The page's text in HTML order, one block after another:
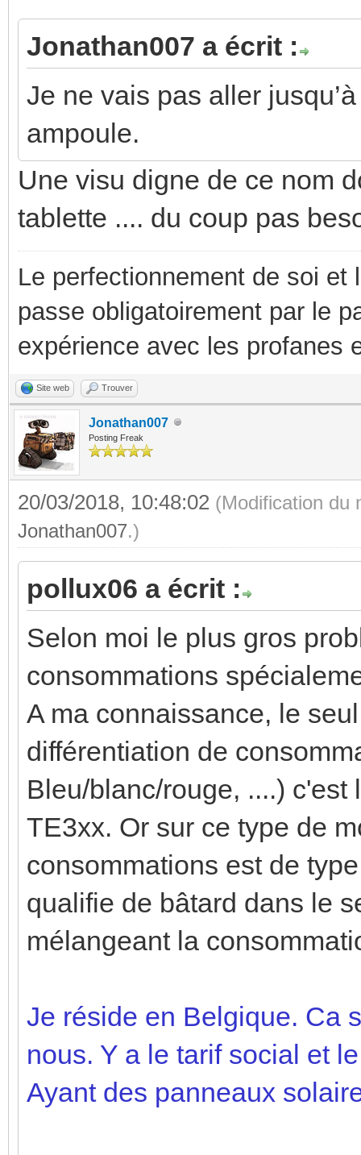
Jonathan007 a écrit :
Je ne vais pas aller
ampoule.
Une visu digne de ce nom
tablette .... du coup pas
Le perfectionnement de soi
passe obligatoirement par le
expérience avec les profanes
Site web Trouver
Jonathan007
Posting Freak
20/03/2018, 10:48:02 (Modification du
Jonathan007.)
pollux06 a écrit :
Selon moi le plus gros
consommations
A ma connaissance, le
différentiation de
Bleu/blanc/rouge, ....)
TE3xx. Or sur ce type de
consommations est de
qualifie de bâtard dans le
mélangeant la
Je réside en Belgique. Ca
nous. Y a le tarif social et
Ayant des panneaux